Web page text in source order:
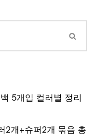
5개입 컬러별 정리
2개+슈퍼2개 묶음 총